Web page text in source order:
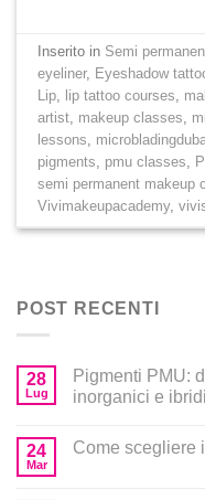
Inserito in Semi
eyeliner, Eyeshadow
Lip
lip tattoo courses
artist makeup classes
lessons
pigments
pmu classes
semi permanent makeup
Vivimakeupacademy,
POST RECENTI
28
Lug
Pigmenti PMU:
inorganici e ibridi
24
Mar
Come scegliere